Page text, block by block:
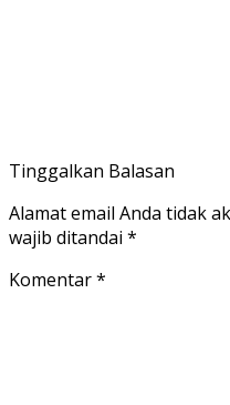
Tinggalkan Balasan
Alamat email Anda tidak
wajib ditandai *
Komentar*